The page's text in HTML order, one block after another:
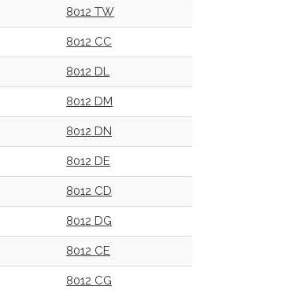
8012 TW
8012 CC
8012 DL
8012 DM
8012 DN
8012 DE
8012 CD
8012 DG
8012 CE
8012 CG